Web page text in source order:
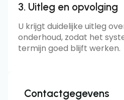
3. Uitleg en opvolging
U krijgt duidelijke uitleg
onderhoud, zodat het
termijn goed blijft werken.
Contactgegevens